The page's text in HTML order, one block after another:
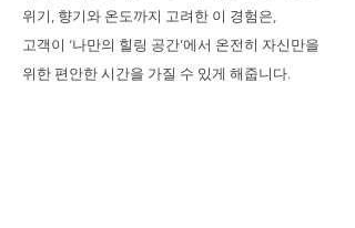
위기, 향기와 온도까지 고려한 이 경험은,
고객이 ‘나만의 힐링 공간’에서 온전히 자신만을
위한 편안한 시간을 가질 수 있게 해줍니다.